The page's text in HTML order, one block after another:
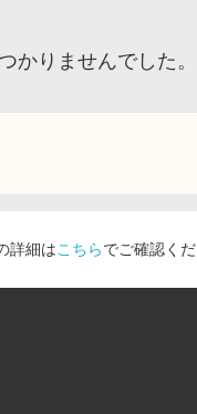
かりませんでした。
詳細はこちらでご確認くだ